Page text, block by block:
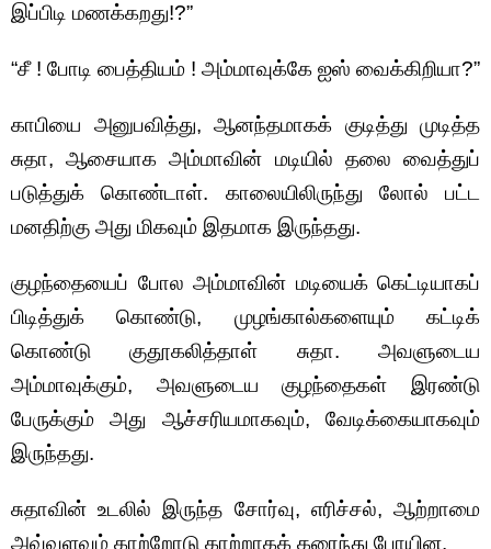
இப்பிடி மணக்கறது!?”
“சீ ! போடி பைத்தியம் ! அம்மாவுக்கே ஐஸ் வைக்கிறியா?”
காபியை அனுபவித்து, ஆனந்தமாகக் குடித்து முடித்த
சுதா, ஆசையாக அம்மாவின் மடியில் தலை வைத்துப்
படுத்துக் கொண்டாள். காலையிலிருந்து லோல் பட்ட
மனதிற்கு அது மிகவும் இதமாக இருந்தது.
குழந்தையைப் போல அம்மாவின் மடியைக் கெட்டியாகப்
பிடித்துக் கொண்டு, முழங்கால்களையும் கட்டிக்
கொண்டு குதூகலித்தாள் சுதா. அவளுடைய
அம்மாவுக்கும், அவளுடைய குழந்தைகள் இரண்டு
பேருக்கும் அது ஆச்சரியமாகவும், வேடிக்கையாகவும்
இருந்தது.
சுதாவின் உடலில் இருந்த சோர்வு, எரிச்சல், ஆற்றாமை
அவ்வளவும் காற்றோடு காற்றாகக் கரைந்து போயின.